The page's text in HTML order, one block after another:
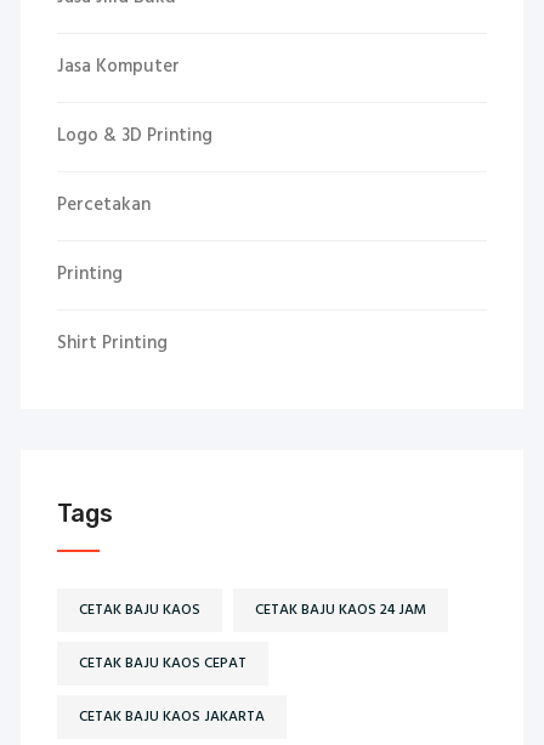
Jasa Komputer
Logo & 3D Printing
Percetakan
Printing
Shirt Printing
Tags
CETAK BAJU KAOS CETAK BAJU KAOS 24 JAM
CETAK BAJU KAOS CEPAT
CETAK BAJU KAOS JAKARTA